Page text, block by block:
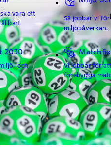
vara ett
Så jobbar vi
miljöpåverkan.
2030
och
Vi jobbar för
förebygga